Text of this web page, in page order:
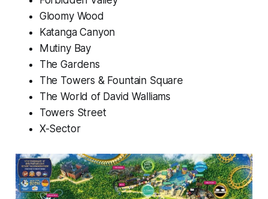
Gloomy Wood
Katanga Canyon
Mutiny Bay
The Gardens
The Towers & Fountain Square
The World of David Walliams
Towers Street
X-Sector